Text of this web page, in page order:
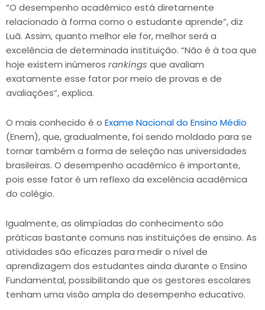
“O desempenho acadêmico está diretamente
relacionado à forma como o estudante aprende”, diz
Luã. Assim, quanto melhor ele for, melhor será a
excelência de determinada instituição. “Não é à toa que
hoje existem inúmeros rankings que avaliam
exatamente esse fator por meio de provas e de
avaliações”, explica.
O mais conhecido é o Exame Nacional do Ensino Médio
(Enem), que, gradualmente, foi sendo moldado para se
tornar também a forma de seleção nas universidades
brasileiras. O desempenho acadêmico é importante,
pois esse fator é um reflexo da excelência acadêmica
do colégio.
Igualmente, as olimpíadas do conhecimento são
práticas bastante comuns nas instituições de ensino. As
atividades são eficazes para medir o nível de
aprendizagem dos estudantes ainda durante o Ensino
Fundamental, possibilitando que os gestores escolares
tenham uma visão ampla do desempenho educativo.